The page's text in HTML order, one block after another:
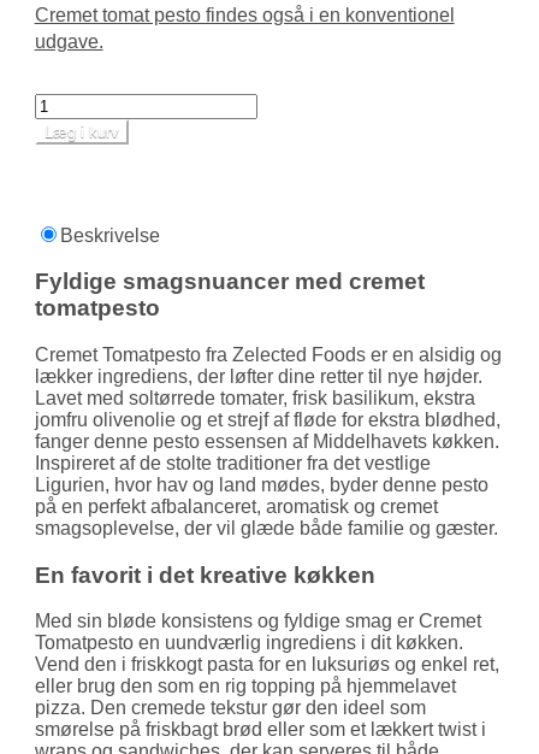
Cremet tomat pesto findes også i en konventionel
udgave.
Læg i kurv
Beskrivelse
Fyldige smagsnuancer med cremet
tomatpesto
Cremet Tomatpesto fra Zelected Foods er en alsidig og
lækker ingrediens, der løfter dine retter til nye højder.
Lavet med soltørrede tomater, frisk basilikum, ekstra
jomfru olivenolie og et strejf af fløde for ekstra blødhed,
fanger denne pesto essensen af Middel­havets køkken.
Inspireret af de stolte traditioner fra det vestlige
Ligurien, hvor hav og land mødes, byder denne pesto
på en perfekt afbalanceret, aromatisk og cremet
smags­oplevelse, der vil glæde både familie og gæster.
En favorit i det kreative køkken
Med sin bløde konsistens og fyldige smag er Cremet
Tomatpesto en uundværlig ingrediens i dit køkken.
Vend den i friskkogt pasta for en luksuriøs og enkel ret,
eller brug den som en rig topping på hjemmelavet
pizza. Den cremede tekstur gør den ideel som
smørelse på friskbagt brød eller som et lækkert twist i